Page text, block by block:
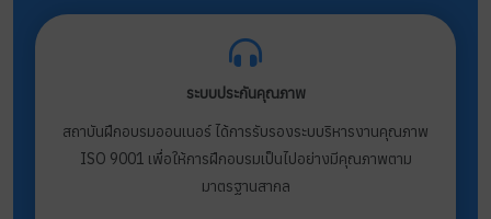
ระบบประกันคุณภาพ
สถาบันฝึกอบรมออนเนอร์ ได้การรับรองระบบริหารงานคุณภาพ
ISO 9001 เพื่อให้การฝึกอบรมเป็นไปอย่างมีคุณภาพตาม
มาตรฐานสากล